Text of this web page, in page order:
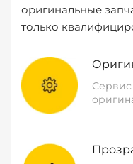
оригинальные
только
Сервис